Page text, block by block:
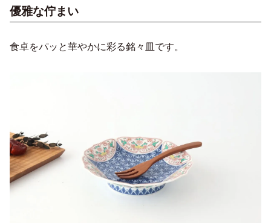
優雅な佇まい
食卓をパッと華やかに彩る銘々皿です。